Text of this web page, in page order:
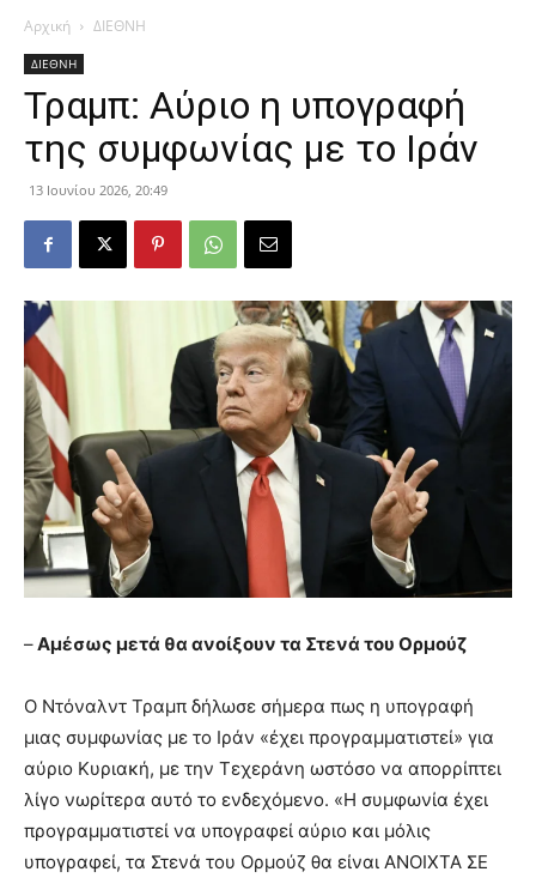
Αρχική ΔΙΕΘΝΗ
ΔΙΕΘΝΗ
Τραμπ: Αύριο η υπογραφή
της συμφωνίας με το Ιράν
13 Ιουνίου 2026, 20:49
–Αμέσως μετά θα ανοίξουν τα Στενά του Ορμούζ
Ο Ντόναλντ Τραμπ δήλωσε σήμερα πως η υπογραφή
μιας συμφωνίας με το Ιράν «έχει προγραμματιστεί» για
αύριο Κυριακή, με την Τεχεράνη ωστόσο να απορρίπτει
λίγο νωρίτερα αυτό το ενδεχόμενο. «Η συμφωνία έχει
προγραμματιστεί να υπογραφεί αύριο και μόλις
υπογραφεί, τα Στενά του Ορμούζ θα είναι ΑΝΟΙΧΤΑ ΣΕ